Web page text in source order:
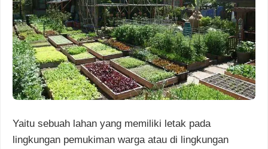
Yaitu sebuah lahan yang memiliki letak pada
lingkungan pemukiman warga atau di lingkungan